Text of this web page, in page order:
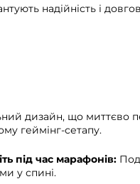
надійність і
дизайн, що миттєво
геймінг-сетапу.
під час марафонів:
у спині.